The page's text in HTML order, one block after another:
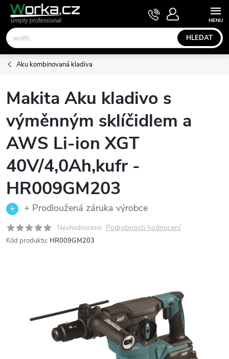
Přejít
obsah
HLEDAT
NÁKUPNÍ
KOŠÍK
Aku kombinovaná kladiva
Makita Aku kladivo s
výměnným sklíčidlem a
AWS Li-ion XGT
40V/4,0Ah,kufr -
HR009GM203
+ Prodloužená záruka výrobce
Neohodnoceno Podrobnosti hodnocení
Kód produktu: HR009GM203